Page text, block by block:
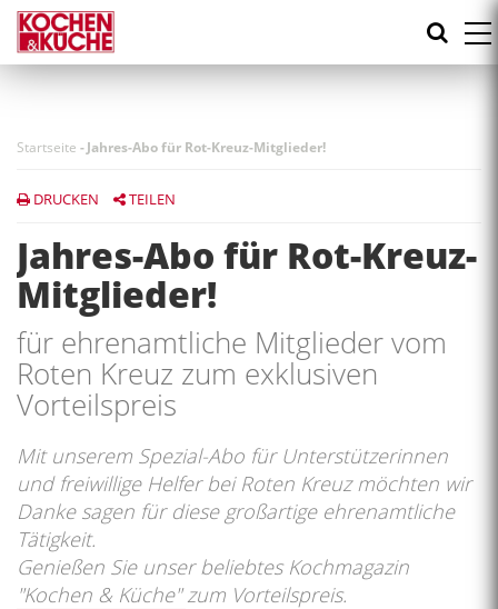
Direkt
zum
Inhalt
Startseite -Jahres-Abo für Rot-Kreuz-Mitglieder!
DRUCKEN TEILEN
Jahres-Abo für Rot-Kreuz-
Mitglieder!
für ehrenamtliche Mitglieder vom
Roten Kreuz zum exklusiven
Vorteilspreis
Mit unserem Spezial-Abo für Unterstützerinnen
und freiwillige Helfer bei Roten Kreuz möchten wir
Danke sagen für diese großartige ehrenamtliche
Tätigkeit.
Genießen Sie unser beliebtes Kochmagazin
"Kochen & Küche" zum Vorteilspreis.